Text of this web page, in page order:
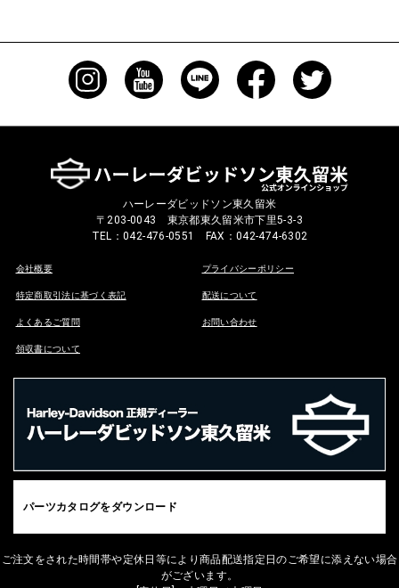
ハーレーダビッドソン東久留米
〒203-0043 東京都東久留米市下里5-3-3
TEL：042-476-0551 FAX：042-474-6302
会社概要 プライバシーポリシー
特定商取引法に基づく表記 配送について
よくあるご質問 お問い合わせ
領収書について
パーツカタログをダウンロード
ご注文をされた時間帯や定休日等により商品配送指定日のご希望に添えない場合
がございます。